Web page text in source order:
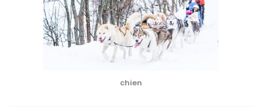
chien